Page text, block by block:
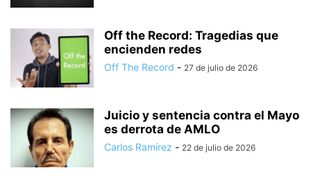
Off the Record: Tragedias que
encienden redes
Off The Record - 27 de julio de 2026
Juicio y sentencia contra el Mayo
es derrota de AMLO
Carlos Ramírez - 22 de julio de 2026